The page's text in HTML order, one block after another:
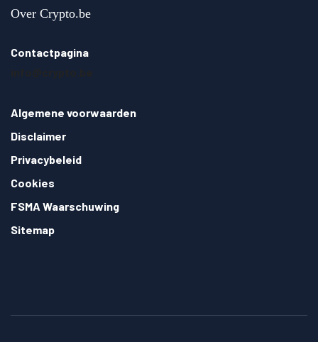
Over Crypto.be
Contactpagina
Algemene voorwaarden
Disclaimer
Privacybeleid
Cookies
FSMA Waarschuwing
Sitemap